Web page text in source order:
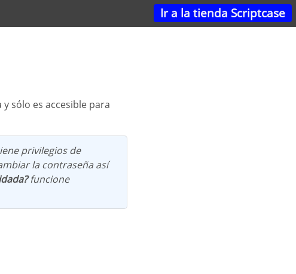
Ir a la tienda Scriptcase
sólo es accesible para
privilegios de
la contraseña así
funcione